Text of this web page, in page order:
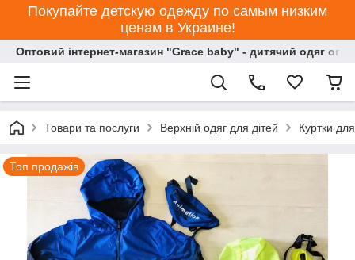
Покупайте детскую одежду по самым низким
ценам в Украине!
Оптовий інтернет-магазин "Grace baby" - дитячий одяг
Товари та послуги Верхній одяг для дітей Куртки
Топ продажів